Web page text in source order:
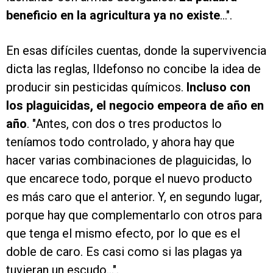
beneficio en la agricultura ya no existe...".
En esas difíciles cuentas, donde la supervivencia
dicta las reglas, Ildefonso no concibe la idea de
producir sin pesticidas químicos. Incluso con
los plaguicidas, el negocio empeora de año en
año. "Antes, con dos o tres productos lo
teníamos todo controlado, y ahora hay que
hacer varias combinaciones de plaguicidas, lo
que encarece todo, porque el nuevo producto
es más caro que el anterior. Y, en segundo lugar,
porque hay que complementarlo con otros para
que tenga el mismo efecto, por lo que es el
doble de caro. Es casi como si las plagas ya
tuvieran un escudo...".